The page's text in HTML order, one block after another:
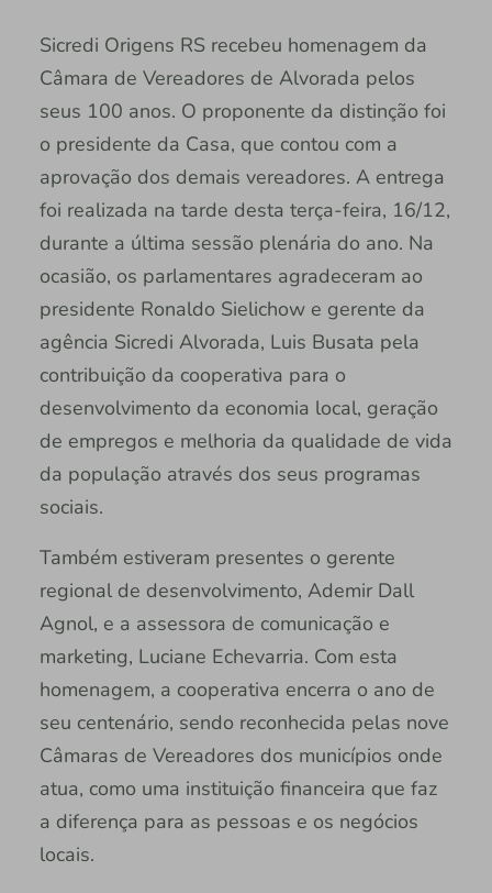
Sicredi Origens RS recebeu homenagem da
Câmara de Vereadores de Alvorada pelos
seus 100 anos. O proponente da distinção foi
o presidente da Casa, que contou com a
aprovação dos demais vereadores. A entrega
foi realizada na tarde desta terça-feira, 16/12,
durante a última sessão plenária do ano. Na
ocasião, os parlamentares agradeceram ao
presidente Ronaldo Sielichow e gerente da
agência Sicredi Alvorada, Luis Busata pela
contribuição da cooperativa para o
desenvolvimento da economia local, geração
de empregos e melhoria da qualidade de vida
da população através dos seus programas
sociais.
Também estiveram presentes o gerente
regional de desenvolvimento, Ademir Dall
Agnol, e a assessora de comunicação e
marketing, Luciane Echevarria. Com esta
homenagem, a cooperativa encerra o ano de
seu centenário, sendo reconhecida pelas nove
Câmaras de Vereadores dos municípios onde
atua, como uma instituição financeira que faz
a diferença para as pessoas e os negócios
locais.